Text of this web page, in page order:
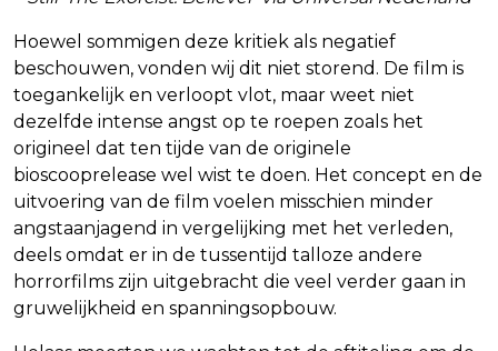
Hoewel sommigen deze kritiek als negatief
beschouwen, vonden wij dit niet storend. De film is
toegankelijk en verloopt vlot, maar weet niet
dezelfde intense angst op te roepen zoals het
origineel dat ten tijde van de originele
bioscooprelease wel wist te doen. Het concept en de
uitvoering van de film voelen misschien minder
angstaanjagend in vergelijking met het verleden,
deels omdat er in de tussentijd talloze andere
horrorfilms zijn uitgebracht die veel verder gaan in
gruwelijkheid en spanningsopbouw.